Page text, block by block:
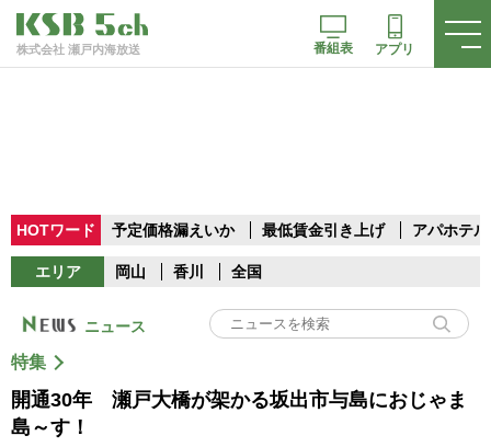
株式会社 瀬戸内海放送 番組表 アプリ
HOTワード 予定価格漏えいか 最低賃金引き上げ アパホテル
エリア 岡山 香川 全国
ニュース
特集
開通30年 瀬戸大橋が架かる坂出市与島におじゃま
島～す！